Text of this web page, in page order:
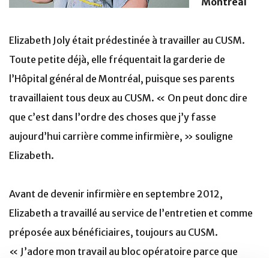
Elizabeth Joly était prédestinée à travailler au CUSM.
Toute petite déjà, elle fréquentait la garderie de
l’Hôpital général de Montréal, puisque ses parents
travaillaient tous deux au CUSM. « On peut donc dire
que c’est dans l’ordre des choses que j’y fasse
aujourd’hui carrière comme infirmière, » souligne
Elizabeth.
Avant de devenir infirmière en septembre 2012,
Elizabeth a travaillé au service de l’entretien et comme
préposée aux bénéficiaires, toujours au CUSM.
« J’adore mon travail au bloc opératoire parce que